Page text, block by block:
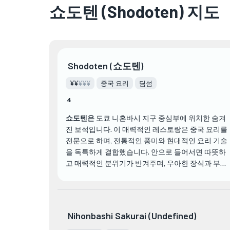
쇼도텐 (Shodoten) 지도
Shodoten (쇼도텐)
¥¥¥¥¥ 중국 요리 딤섬
4
쇼도텐은 도쿄 니혼바시 지구 중심부에 위치한 숨겨
진 보석입니다. 이 매력적인 레스토랑은 중국 요리를
전문으로 하며, 전통적인 풍미와 현대적인 요리 기술
을 독특하게 결합했습니다. 안으로 들어서면 따뜻하
고 매력적인 분위기가 반겨주며, 우아한 장식과 부드
고 최고 품질의 재료만을 사용한다는 데에 대한 헌신
Nihonbashi Sakurai (Undefined)